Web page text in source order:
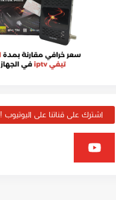
اشترك على قناتنا على اليوتيوب !